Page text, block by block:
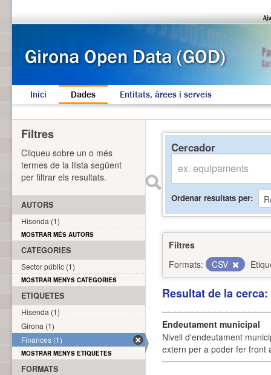
Inici Dades Entitats, àrees i serveis
Cercador
Ordenar resultats per
Filtres
Formats:
CSV
Resultat de la
Endeutament municipal
Nivell d'endeutament
extern per a poder fer front
Filtres
Cliqueu sobre un o més
termes de la llista següent
per filtrar els resultats.
AUTORS
Hisenda (1)
MOSTRAR MÉS AUTORS
CATEGORIES
Sector públic (1)
MOSTRAR MENYS CATEGORIES
ETIQUETES
Hisenda (1)
Girona (1)
Finances (1)
MOSTRAR MENYS ETIQUETES
FORMATS